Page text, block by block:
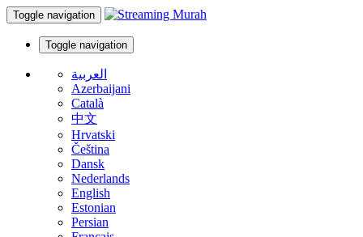
Toggle navigation
Toggle navigation
العربية
Azerbaijani
Català
中文
Hrvatski
Čeština
Dansk
Nederlands
English
Estonian
Persian